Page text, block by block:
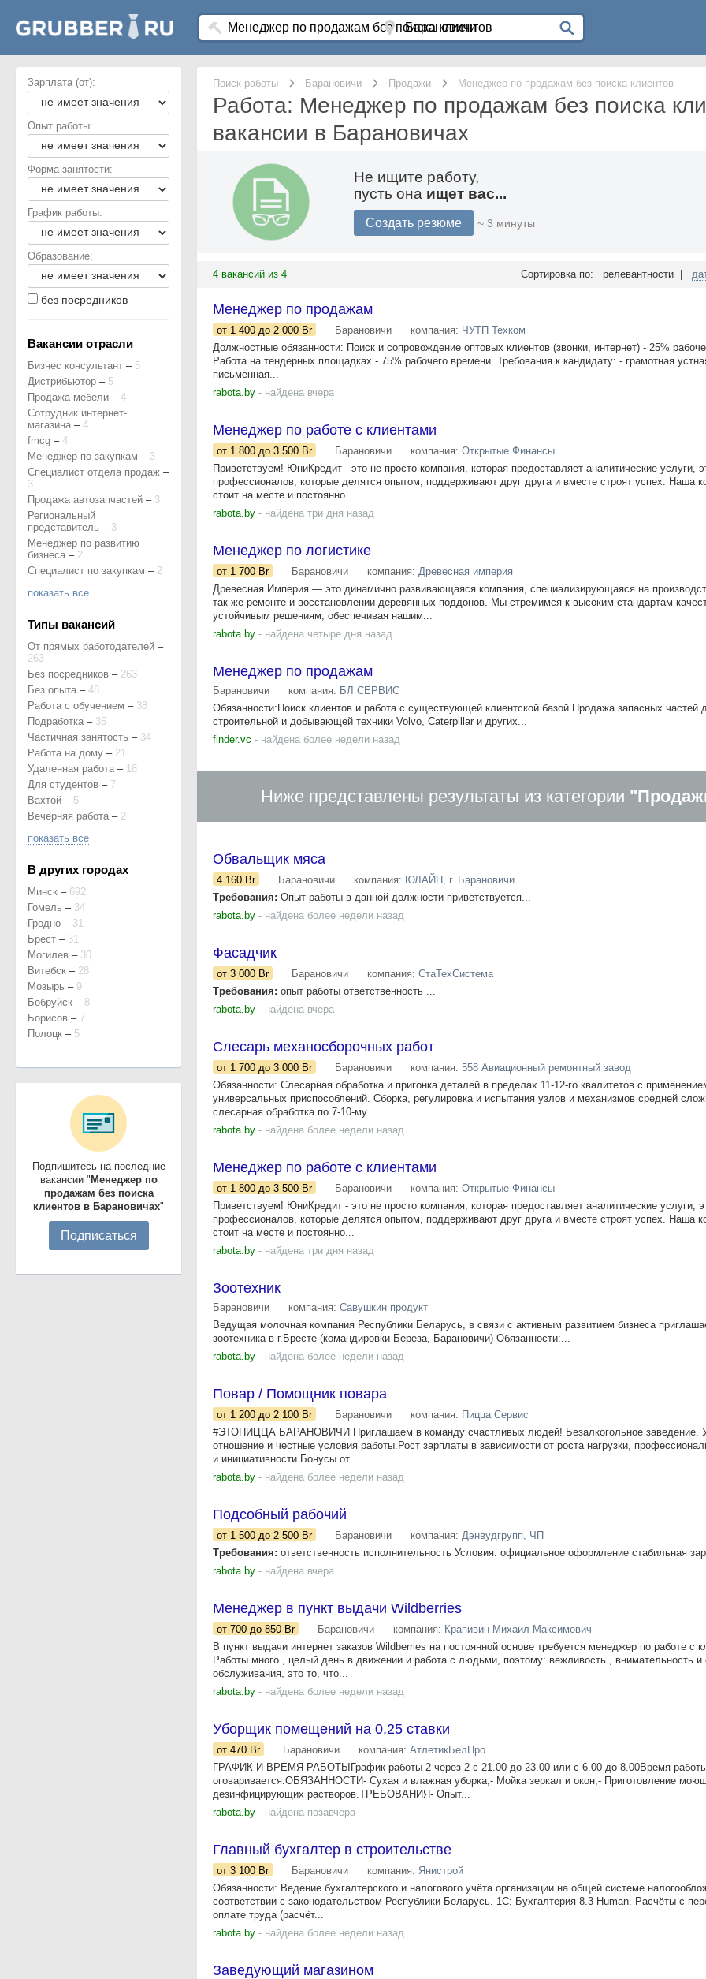
Поиск работы Барановичи Продажи Менеджер по продажам без поиска клиентов
Работа: Менеджер по продажам без поиска
вакансии в Барановичах
Не ищите работу,
пусть она ищет вас...
Создать резюме ~ 3 минуты
4 вакансий из 4 Сортировка по: релевантности |
Менеджер по продажам
от 1 400 до 2 000 Br Барановичи компания: ЧУТП Техком
Должностные обязанности: Поиск и сопровождение оптовых клиентов (звонки, интернет) - 25%
Работа на тендерных площадках - 75% рабочего времени. Требования к кандидату: - грамотная
письменная...
rabota.by - найдена вчера
Менеджер по работе с клиентами
от 1 800 до 3 500 Br Барановичи компания: Открытые Финансы
Приветствуем! ЮниКредит - это не просто компания, которая предоставляет аналитические услуги,
профессионалов, которые делятся опытом, поддерживают друг друга и вместе строят успех. Наша
стоит на месте и постоянно...
rabota.by - найдена три дня назад
Менеджер по логистике
от 1 700 Br Барановичи компания: Древесная империя
Древесная Империя — это динамично развивающаяся компания, специализирующаяся на
так же ремонте и восстановлении деревянных поддонов. Мы стремимся к высоким стандартам
устойчивым решениям, обеспечивая нашим...
rabota.by - найдена четыре дня назад
Менеджер по продажам
Барановичи компания: БЛ СЕРВИС
Обязанности:Поиск клиентов и работа с существующей клиентской базой.Продажа запасных частей
строительной и добывающей техники Volvo, Caterpillar и других...
finder.vc - найдена более недели назад
Ниже представлены результаты из категории
Обвальщик мяса
4 160 Br Барановичи компания: ЮЛАЙН, г. Барановичи
Требования: Опыт работы в данной должности приветствуется...
rabota.by - найдена более недели назад
Фасадчик
от 3 000 Br Барановичи компания: СтаТехСистема
Требования: опыт работы ответственность ...
rabota.by - найдена вчера
Слесарь механосборочных работ
от 1 700 до 3 000 Br Барановичи компания: 558 Авиационный ремонтный завод
Обязанности: Слесарная обработка и пригонка деталей в пределах 11-12-го квалитетов с
универсальных приспособлений. Сборка, регулировка и испытания узлов и механизмов средней
слесарная обработка по 7-10-му...
rabota.by - найдена более недели назад
Менеджер по работе с клиентами
от 1 800 до 3 500 Br Барановичи компания: Открытые Финансы
Приветствуем! ЮниКредит - это не просто компания, которая предоставляет аналитические услуги,
профессионалов, которые делятся опытом, поддерживают друг друга и вместе строят успех. Наша
стоит на месте и постоянно...
rabota.by - найдена три дня назад
Зоотехник
Барановичи компания: Савушкин продукт
Ведущая молочная компания Республики Беларусь, в связи с активным развитием бизнеса
зоотехника в г.Бресте (командировки Береза, Барановичи) Обязанности:...
rabota.by - найдена более недели назад
Повар / Помощник повара
от 1 200 до 2 100 Br Барановичи компания: Пицца Сервис
#ЭТОПИЦЦА БАРАНОВИЧИ Приглашаем в команду счастливых людей! Безалкогольное заведение.
отношение и честные условия работы.Рост зарплаты в зависимости от роста нагрузки,
и инициативности.Бонусы от...
rabota.by - найдена более недели назад
Подсобный рабочий
от 1 500 до 2 500 Br Барановичи компания: Дэнвудгрупп, ЧП
Требования: ответственность исполнительность Условия: официальное оформление стабильная
rabota.by - найдена вчера
Менеджер в пункт выдачи Wildberries
от 700 до 850 Br Барановичи компания: Крапивин Михаил Максимович
В пункт выдачи интернет заказов Wildberries на постоянной основе требуется менеджер по работе с
Работы много , целый день в движении и работа с людьми, поэтому: вежливость , внимательность и
обслуживания, это то, что...
rabota.by - найдена более недели назад
Уборщик помещений на 0,25 ставки
от 470 Br Барановичи компания: АтлетикБелПро
ГРАФИК И ВРЕМЯ РАБОТЫГрафик работы 2 через 2 с 21.00 до 23.00 или с 6.00 до 8.00Время
оговаривается.ОБЯЗАННОСТИ- Сухая и влажная уборка;- Мойка зеркал и окон;- Приготовление
дезинфицирующих растворов.ТРЕБОВАНИЯ- Опыт...
rabota.by - найдена позавчера
Главный бухгалтер в строительстве
от 3 100 Br Барановичи компания: Янистрой
Обязанности: Ведение бухгалтерского и налогового учёта организации на общей системе
соответствии с законодательством Республики Беларусь. 1С: Бухгалтерия 8.3 Human.​​​​​ Расчёты с
оплате труда (расчёт...
rabota.by - найдена более недели назад
Заведующий магазином
Зарплата (от):
Опыт работы:
Форма занятости:
График работы:
Образование:
без посредников
Вакансии отрасли
Бизнес консультант – 5
Дистрибьютор – 5
Продажа мебели – 4
Сотрудник интернет-
магазина – 4
fmcg – 4
Менеджер по закупкам – 3
Специалист отдела продаж –
3
Продажа автозапчастей – 3
Региональный
представитель – 3
Менеджер по развитию
бизнеса – 2
Специалист по закупкам – 2
показать все
Типы вакансий
От прямых работодателей –
263
Без посредников – 263
Без опыта – 48
Работа с обучением – 38
Подработка – 35
Частичная занятость – 34
Работа на дому – 21
Удаленная работа – 18
Для студентов – 7
Вахтой – 5
Вечерняя работа – 2
показать все
В других городах
Минск – 692
Гомель – 34
Гродно – 31
Брест – 31
Могилев – 30
Витебск – 28
Мозырь – 9
Бобруйск – 8
Борисов – 7
Полоцк – 5
Подпишитесь на последние
вакансии " Менеджер по
продажам без поиска
клиентов в Барановичах"
Подписаться